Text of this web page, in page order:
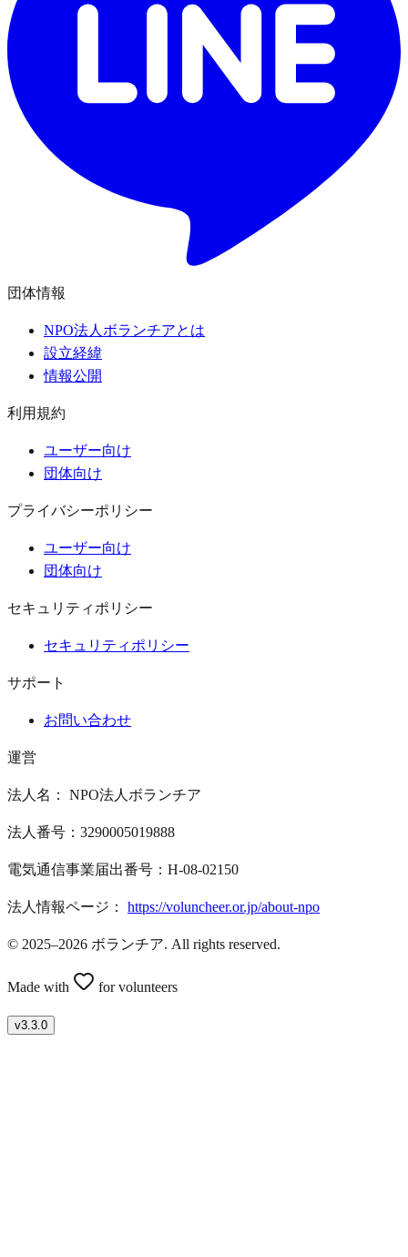
団体情報
NPO法人ボランチアとは
設立経緯
情報公開
利用規約
ユーザー向け
団体向け
プライバシーポリシー
ユーザー向け
団体向け
セキュリティポリシー
セキュリティポリシー
サポート
お問い合わせ
運営
法人名： NPO法人ボランチア
法人番号：3290005019888
電気通信事業届出番号：H-08-02150
法人情報ページ： https://voluncheer.or.jp/about-npo
© 2025–2026 ボランチア. All rights reserved.
Made with for volunteers
v3.3.0